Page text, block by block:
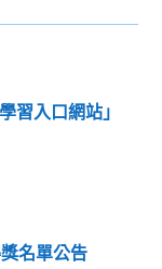
習入口網站」
名單公告